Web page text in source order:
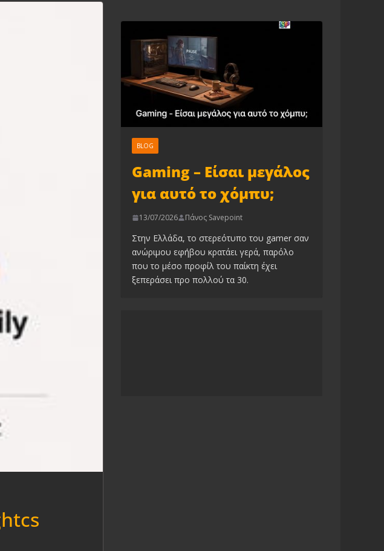
BLOG
Gaming – Είσαι μεγάλος
για αυτό το χόμπυ;
13/07/2026 Πάνος Savepoint
Στην Ελλάδα, το στερεότυπο του gamer σαν
ανώριμου εφήβου κρατάει γερά, παρόλο
που το μέσο προφίλ του παίκτη έχει
ξεπεράσει προ πολλού τα 30.